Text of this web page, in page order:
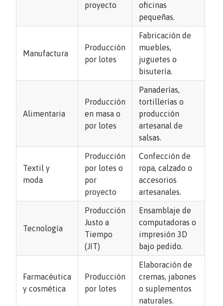
proyecto
oficinas
pequeñas.
Manufactura
Producción
por lotes
Fabricación de
muebles,
juguetes o
bisutería.
Alimentaria
Producción
en masa o
por lotes
Panaderías,
tortillerías o
producción
artesanal de
salsas.
Textil y
moda
Producción
por lotes o
por
proyecto
Confección de
ropa, calzado o
accesorios
artesanales.
Tecnología
Producción
Justo a
Tiempo
(JIT)
Ensamblaje de
computadoras o
impresión 3D
bajo pedido.
Farmacéutica
y cosmética
Producción
por lotes
Elaboración de
cremas, jabones
o suplementos
naturales.